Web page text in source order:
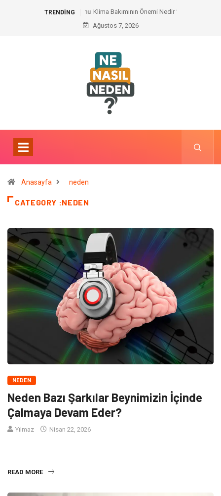
TRENDING
Klima Bakımının Önemi Nedir ?
Ağustos 7, 2026
Anasayfa neden
CATEGORY :NEDEN
NEDEN
Neden Bazı Şarkılar Beynimizin İçinde
Çalmaya Devam Eder?
Yılmaz Nisan 22, 2026
READ MORE